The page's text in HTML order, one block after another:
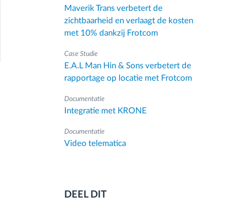
Maverik Trans verbetert de
zichtbaarheid en verlaagt de kosten
met 10% dankzij Frotcom
Case Studie
E.A.L Man Hin & Sons verbetert de
rapportage op locatie met Frotcom
Documentatie
Integratie met KRONE
Documentatie
Video telematica
DEEL DIT